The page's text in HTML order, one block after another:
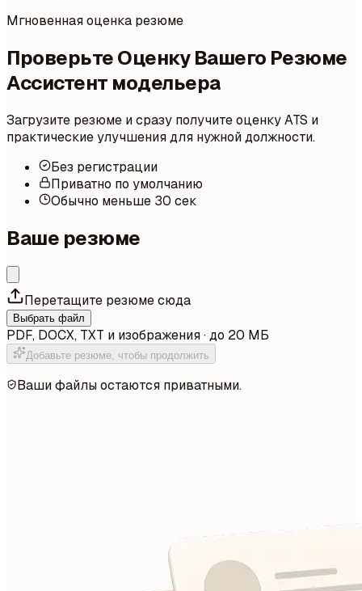
Мгновенная оценка резюме
Проверьте Оценку Вашего Резюме
Ассистент модельера
Загрузите резюме и сразу получите оценку ATS и
практические улучшения для нужной должности.
Без регистрации
Приватно по умолчанию
Обычно меньше 30 сек
Ваше резюме
Перетащите резюме сюда
Выбрать файл
PDF, DOCX, TXT и изображения · до 20 МБ
Добавьте резюме, чтобы продолжить
Ваши файлы остаются приватными.